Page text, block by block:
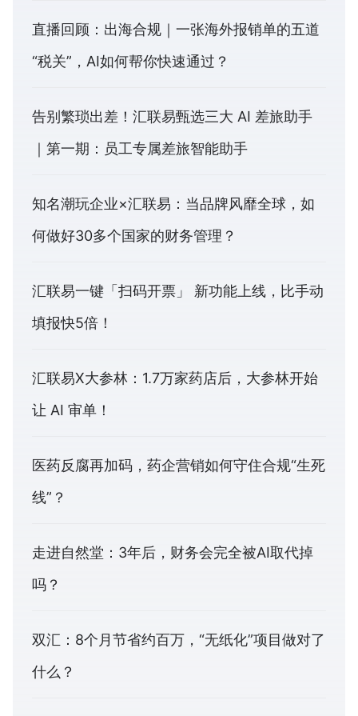
直播回顾：出海合规｜一张海外报销单的五道
“税关”，AI如何帮你快速通过？
告别繁琐出差！汇联易甄选三大 AI 差旅助手
｜第一期：员工专属差旅智能助手
知名潮玩企业×汇联易：当品牌风靡全球，如
何做好30多个国家的财务管理？
汇联易一键「扫码开票」 新功能上线，比手动
填报快5倍！
汇联易X大参林：1.7万家药店后，大参林开始
让 AI 审单！
医药反腐再加码，药企营销如何守住合规“生死
线”？
走进自然堂：3年后，财务会完全被AI取代掉
吗？
双汇：8个月节省约百万，“无纸化”项目做对了
什么？